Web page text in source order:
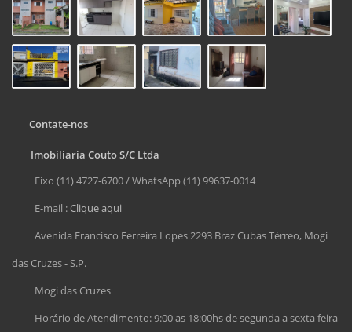
Contate-nos
Imobiliaria Couto S/C Ltda
Fixo (11) 4727-6700 / WhatsApp (11) 99637-0014
E-mail :Clique aqui
Avenida Francisco Ferreira Lopes 2293 Braz Cubas Térreo, Mogi
das Cruzes - S.P.
Mogi das Cruzes
Horário de Atendimento: 9:00 as 18:00hs de segunda a sexta feira